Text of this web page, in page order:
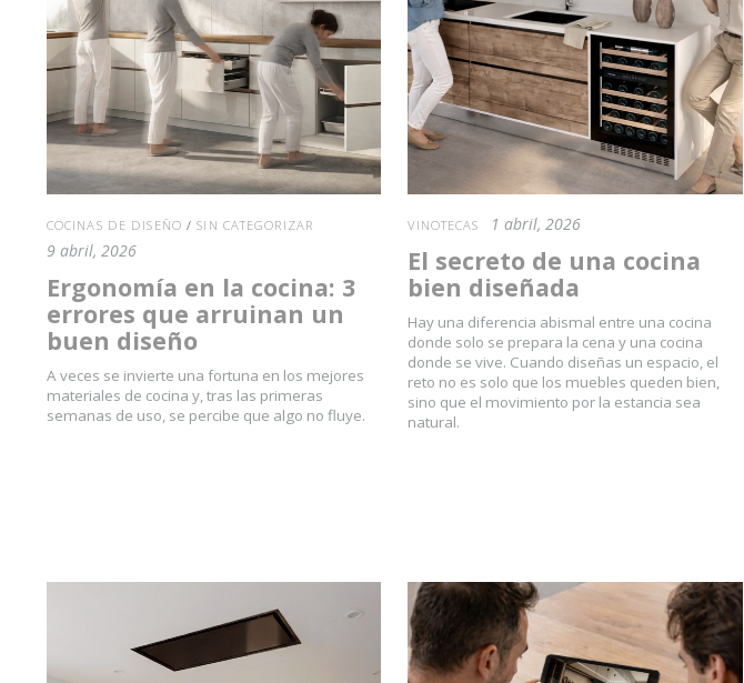
COCINAS DE DISEÑO /SIN CATEGORIZAR
9 abril, 2026
Ergonomía en la cocina: 3
errores que arruinan un
buen diseño
A veces se invierte una fortuna en los mejores
materiales de cocina y, tras las primeras
semanas de uso, se percibe que algo no fluye.
VINOTECAS 1 abril, 2026
El secreto de una cocina
bien diseñada
Hay una diferencia abismal entre una cocina
donde solo se prepara la cena y una cocina
donde se vive. Cuando diseñas un espacio, el
reto no es solo que los muebles queden bien,
sino que el movimiento por la estancia sea
natural.